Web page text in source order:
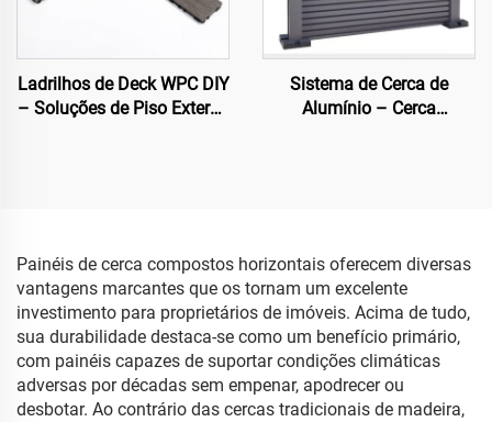
Ladrilhos de Deck WPC DIY
– Soluções de Piso Externo
Sistema de Cerca de
Alumínio – Cerca
Painéis de cerca compostos horizontais oferecem diversas
vantagens marcantes que os tornam um excelente
investimento para proprietários de imóveis. Acima de tudo,
sua durabilidade destaca-se como um benefício primário,
com painéis capazes de suportar condições climáticas
adversas por décadas sem empenar, apodrecer ou
desbotar. Ao contrário das cercas tradicionais de madeira,